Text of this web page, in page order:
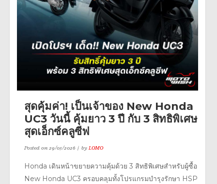
สุดคุ้มค่า! เป็นเจ้าของ New Honda
UC3 วันนี้ คุ้มยาว 3 ปี กับ 3 สิทธิพิเศษ
สุดเอ็กซ์คลูซีฟ
Posted on29/05/2026 byLOMO
Honda เดินหน้าขยายความคุ้มด้วย 3 สิทธิพิเศษสำหรับผู้ซื้อ
New Honda UC3 ครอบคลุมทั้งโปรแกรมบำรุงรักษา HSP